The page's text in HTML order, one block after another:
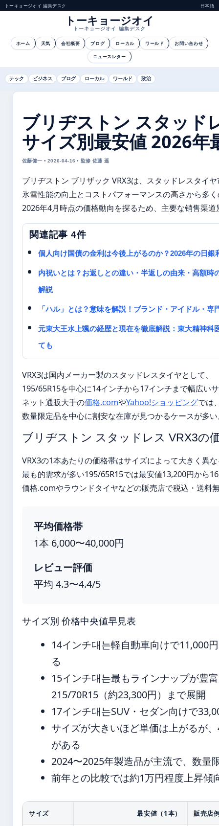
トーキョージオイ 編集デスク 日本語
トーキョージオイ
トーキョージオイ 編集デスク
ホーム 天気 会社概要 ブログ ローカル ワールド お問い合わせ
ニュースレター
テック ビジネス ブログ ローカル ワールド 政治
ブリヂストン スタッド
サイズ別最安値 2026年
佐藤健一 • 2026-04-16 • 監修 佐藤 遥
ブリヂストン ブリザック VRX3は、スタッドレスタイ
氷雪性能の向上とコストパフォーマンスの高さから多
2026年4月時点の価格動向を探るため、主要な销售渠
関連記事 4件
個人向け国債の金利は今後上がるのか？2026年の日
内祝いとは？お返しとの違い・半返しの由来・高額
解説
「ハル」とは？意味を解説！ブランド・アイドル・専
元東大王水上颯の経歴と現在を徹底解説：東大精神
ても
VRX3は国内メーカー製のスタッドレスタイヤとして、
195/65R15を中心に14インチから17インチまで幅広い
ネット通販大手の価格.comやYahoo!ショッピングでは
数量限定品を中心に割安な在庫が見つかるケースが多
ブリヂストン スタッドレス VRX3の
VRX3の1本あたりの価格帯はサイズによって大きく異
最も的需求が多い195/65R15では最安値13,200円から
価格.comやラウンドタイヤなどの販売店で税込・送料
平均価格帯
1本 6,000〜40,000円
レビュー評価
平均 4.3〜4.4/5
サイズ別 价格中央値早見表
14インチ대는軽自動車向けで11,000
る
15インチ대는最もラインナップが豊
215/70R15（約23,300円）まで展開
17インチ대는SUV・セダン向けで
サイズが大きいほど単価は上がるが
がある
2024〜2025年製造品が主流で、数量
前年との比較では約1万円程度上昇傾
サイズ 最安値（1本） 販売店